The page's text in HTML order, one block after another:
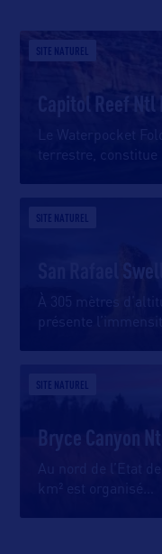
SITE NATUREL
Capitol Reef Ntl
Le Waterpocket
terrestre, constitue
SITE NATUREL
San Rafael Swell
À 305 mètres
présente
SITE NATUREL
Bryce Canyon Ntl
Au nord de l’Etat
km² est organisé